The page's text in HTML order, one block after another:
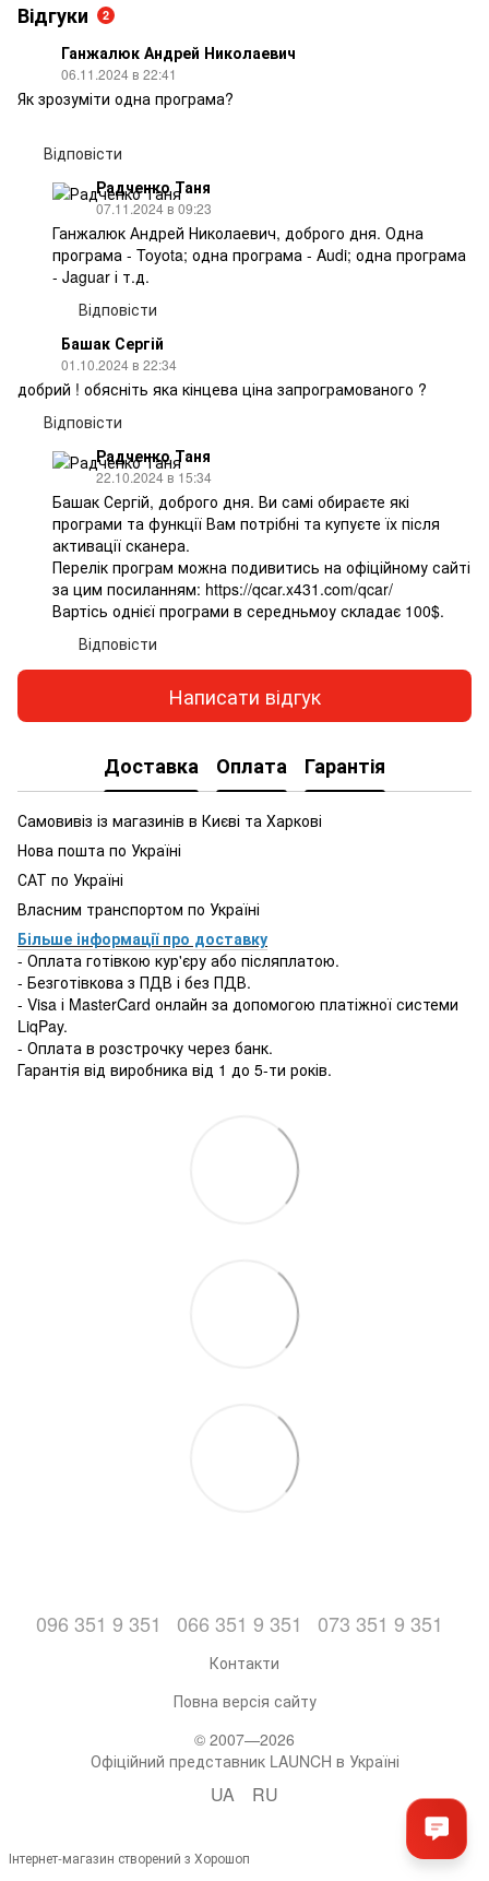
Відгуки 2
Ганжалюк Андрей Николаевич
06.11.2024 в 22:41
Як зрозуміти одна програма?
Відповісти
Радченко Таня
07.11.2024 в 09:23
Ганжалюк Андрей Николаевич, доброго дня. Одна
програма - Toyota; одна програма - Audi; одна програма
- Jaguar і т.д.
Відповісти
Башак Сергій
01.10.2024 в 22:34
добрий ! обясніть яка кінцева ціна запрограмованого ?
Відповісти
Радченко Таня
22.10.2024 в 15:34
Башак Сергій, доброго дня. Ви самі обираєте які
програми та функції Вам потрібні та купуєте їх після
активації сканера.
Перелік програм можна подивитись на офіційному сайті
за цим посиланням: https://qcar.x431.com/qcar/
Вартісь однієї програми в середньмоу складає 100$.
Відповісти
Написати відгук
Доставка Оплата Гарантія
Самовивіз із магазинів в Києві та Харкові
Нова пошта по Україні
САТ по Україні
Власним транспортом по Україні
Більше інформації про доставку
- Оплата готівкою кур'єру або післяплатою.
- Безготівкова з ПДВ і без ПДВ.
- Visa і MasterCard онлайн за допомогою платіжної системи
LiqPay.
- Оплата в розстрочку через банк.
Гарантія від виробника від 1 до 5-ти років.
096 351 9 351 066 351 9 351 073 351 9 351
Контакти
Повна версія сайту
© 2007—2026
Офіційний представник LAUNCH в Україні
UA RU
Інтернет-магазин створений з Хорошоп